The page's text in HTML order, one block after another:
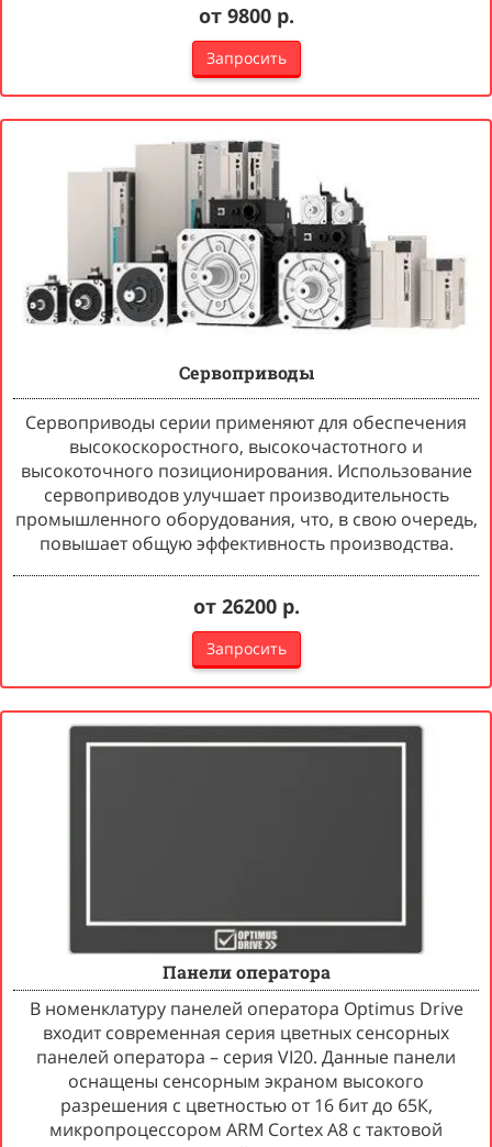
от 9800 р.
Запросить
Сервоприводы
Сервоприводы серии применяют для обеспечения
высокоскоростного, высокочастотного и
высокоточного позиционирования. Использование
сервоприводов улучшает производительность
промышленного оборудования, что, в свою очередь,
повышает общую эффективность производства.
от 26200 р.
Запросить
Панели оператора
В номенклатуру панелей оператора Optimus Drive
входит современная серия цветных сенсорных
панелей оператора – серия VI20. Данные панели
оснащены сенсорным экраном высокого
разрешения с цветностью от 16 бит до 65К,
микропроцессором ARM Cortex A8 с тактовой